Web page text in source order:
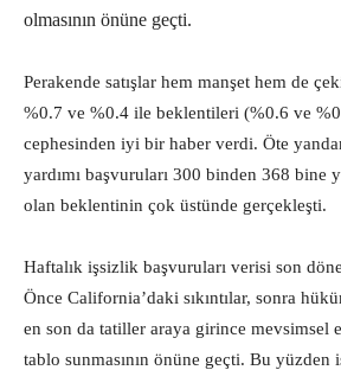
olmasının önüne geçti.
Perakende satışlar hem manşet hem de
%0.7 ve %0.4 ile beklentileri (%0.6 ve
cephesinden iyi bir haber verdi. Öte
yardımı başvuruları 300 binden 368 bine
olan beklentinin çok üstünde gerçekleşti.
Haftalık işsizlik başvuruları verisi son
Önce California’daki sıkıntılar, sonra
en son da tatiller araya girince mevsimsel
tablo sunmasının önüne geçti. Bu yüzden